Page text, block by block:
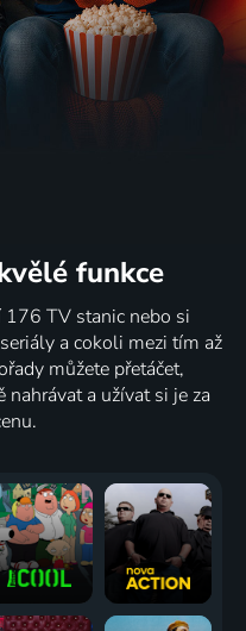
funkce
TV stanic nebo si
a cokoli mezi tím až
můžete přetáčet,
nahrávat a užívat si je za